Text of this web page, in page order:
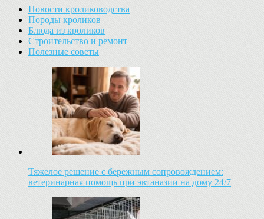
Новости кролиководства
Породы кроликов
Блюда из кроликов
Строительство и ремонт
Полезные советы
Тяжелое решение с бережным сопровождением:
ветеринарная помощь при эвтаназии на дому 24/7